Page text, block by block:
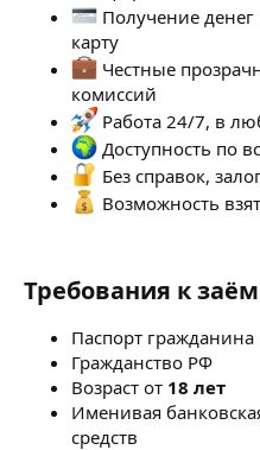
Получение
карту
Честные
комиссий
Работа 24/7, в
Доступность по
Без справок,
Возможность
Требования к
Паспорт
Гражданство РФ
Возраст от 18 лет
Именивая
средств